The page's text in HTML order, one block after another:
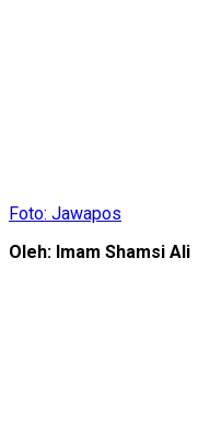
Foto: Jawapos
Oleh: Imam Shamsi Ali